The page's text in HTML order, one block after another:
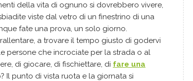
della vita di ognuno si dovrebbero vivere,
viste dal vetro di un finestrino di una
fate una prova, un solo giorno.
a trovare il tempo giusto di godervi
persone che incrociate per la strada o al
di giocare, di fischiettare, di fare una
Il punto di vista ruota e la giornata si